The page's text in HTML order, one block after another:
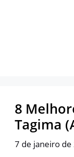
8
Tagima
7 de janeiro de